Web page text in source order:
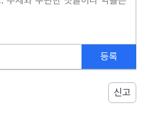
등록
신고